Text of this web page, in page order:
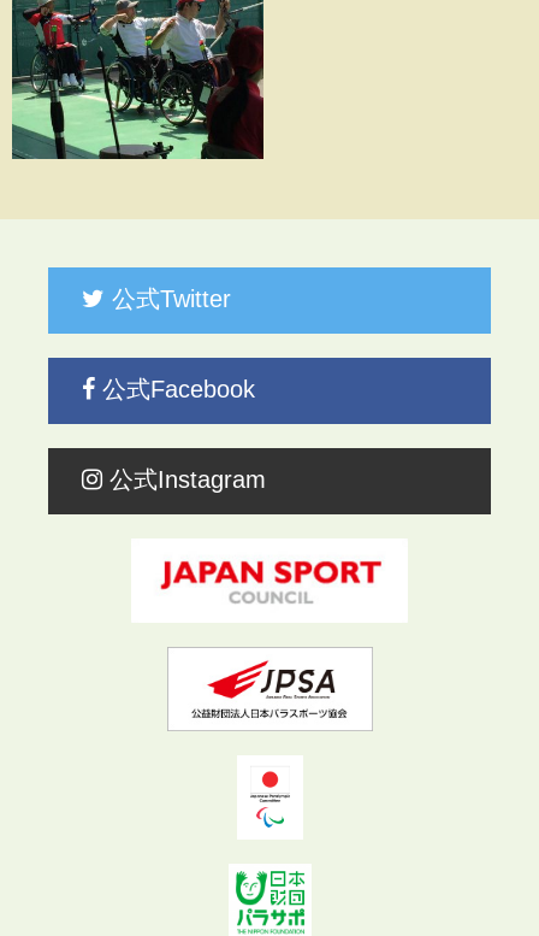
公式Twitter
公式Facebook
公式Instagram